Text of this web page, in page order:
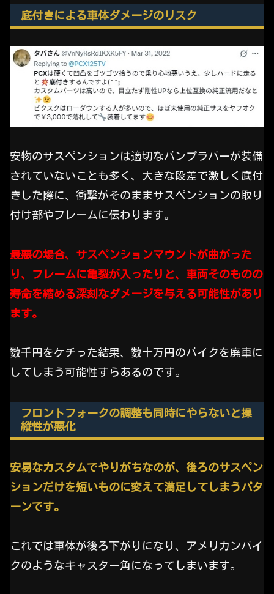
底付きによる車体ダメージのリスク
安物のサスペンションは適切なバンプラバーが装備
されていないことも多く、大きな段差で激しく底付
きした際に、衝撃がそのままサスペンションの取り
付け部やフレームに伝わります。
最悪の場合、サスペンションマウントが曲がった
り、フレームに亀裂が入ったりと、車両そのものの
寿命を縮める深刻なダメージを与える可能性があり
ます。
数千円をケチった結果、数十万円のバイクを廃車に
してしまう可能性すらあるのです。
フロントフォークの調整も同時にやらないと操
縦性が悪化
安易なカスタムでやりがちなのが、後ろのサスペン
ションだけを短いものに変えて満足してしまうパタ
ーンです。
これでは車体が後ろ下がりになり、アメリカンバイ
クのようなキャスター角になってしまいます。